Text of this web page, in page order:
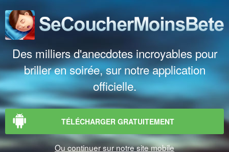
Des milliers d'anecdotes incroyables pour
briller en soirée, sur notre application
officielle.
TÉLÉCHARGER GRATUITEMENT
Ou continuer sur notre site mobile